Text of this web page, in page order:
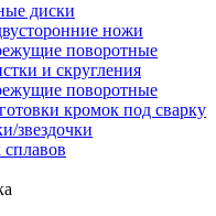
диски
ножи
поворотные
и скругления
поворотные
кромок под сварку
звездочки